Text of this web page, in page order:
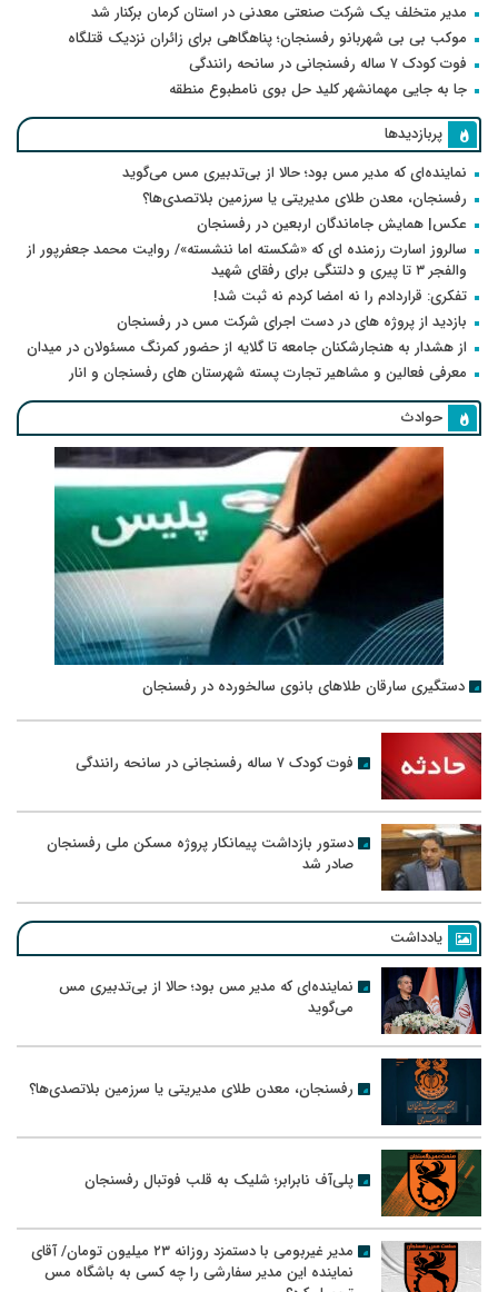
مدیر متخلف یک شرکت صنعتی معدنی در استان کرمان برکنار شد
موکب بی بی شهربانو رفسنجان؛ پناهگاهی برای زائران نزدیک قتلگاه
فوت کودک ۷ ساله رفسنجانی در سانحه رانندگی
جا به جایی مهمانشهر کلید حل بوی نامطبوع منطقه
پربازدیدها
نماینده‌ای که مدیر مس بود؛ حالا از بی‌تدبیری مس می‌گوید
رفسنجان، معدن طلای مدیریتی یا سرزمین بلاتصدی‌ها؟
عکس| همایش جاماندگان اربعین در رفسنجان
سالروز اسارت رزمنده ای که «شکسته اما ننشسته»/ روایت محمد جعفرپور از
والفجر ۳ تا پیری و دلتنگی برای رفقای شهید
تفکری: قراردادم را نه امضا کردم نه ثبت شد!
بازدید از پروژه های در دست اجرای شرکت مس در رفسنجان
از هشدار به هنجارشکنان جامعه تا گلایه از حضور کمرنگ مسئولان در میدان
معرفی فعالین و مشاهیر تجارت پسته شهرستان های رفسنجان و انار
حوادث
دستگیری سارقان طلاهای بانوی سالخورده در رفسنجان
فوت کودک ۷ ساله رفسنجانی در سانحه رانندگی
دستور بازداشت پیمانکار پروژه مسکن ملی رفسنجان
صادر شد
یادداشت
نماینده‌ای که مدیر مس بود؛ حالا از بی‌تدبیری مس
می‌گوید
رفسنجان، معدن طلای مدیریتی یا سرزمین بلاتصدی‌ها؟
پلی‌آف نابرابر؛ شلیک به قلب فوتبال رفسنجان
مدیر غیربومی با دستمزد روزانه ۲۳ میلیون تومان/ آقای
نماینده این مدیر سفارشی را چه کسی به باشگاه مس